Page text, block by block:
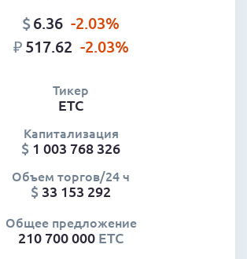
$6.36 -2.03%
₽517.62 -2.03%
Тикер
ETC
Капитализация
$ 1 003 768 326
Объем торгов/24 ч
$ 33 153 292
Общее предложение
210 700 000 ETC